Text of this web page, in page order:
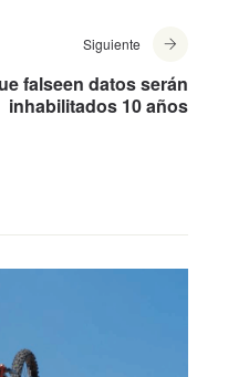
Siguiente
falseen datos serán
inhabilitados 10 años